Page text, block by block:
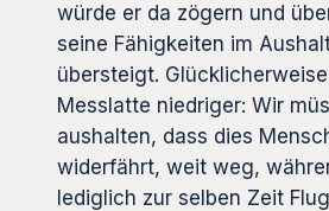
würde er da zögern und
seine Fähigkeiten im
übersteigt.
Messlatte niedriger: Wir
aushalten, dass dies
widerfährt, weit weg,
lediglich zur selben Zeit